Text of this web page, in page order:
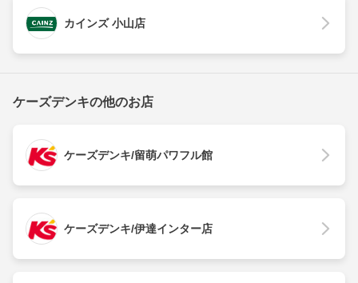
カインズ 小山店
ケーズデンキの他のお店
ケーズデンキ/留萌パワフル館
ケーズデンキ/伊達インター店